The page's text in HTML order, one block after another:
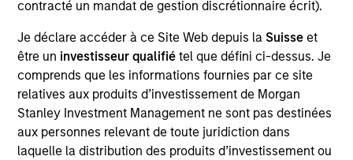
contracté un mandat de gestion discrétionnaire écrit).
Je déclare accéder à ce Site Web depuis la Suisse et
être un investisseur qualifiétel que défini ci-dessus. Je
comprends que les informations fournies par ce site
relatives aux produits d’investissement de Morgan
Stanley Investment Management ne sont pas destinées
aux personnes relevant de toute juridiction dans
laquelle la distribution des produits d’investissement ou
Southern Star is a primary gas transmission and
storage facility provider serving several major
Midwestern cities in the U.S.
View Site
Investment Team
Morgan Stanley Infrastructure Partners